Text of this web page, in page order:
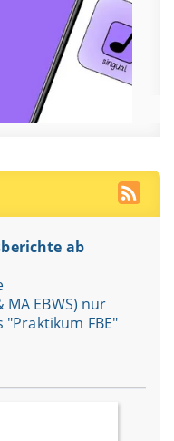
ab
EBWS) nur
FBE"